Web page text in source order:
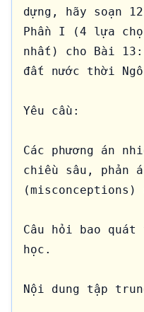
dựng, hãy soạn
Phần I (4 lựa
nhất) cho Bài 13:
đất nước thời
Yêu cầu:
Các phương án
chiều sâu, phản
(misconceptions)
Câu hỏi bao
học.
Nội dung tập